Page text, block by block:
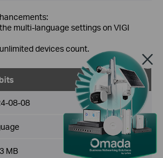
multi-language settings on VIGI
devices count.
Về
08-08
MB